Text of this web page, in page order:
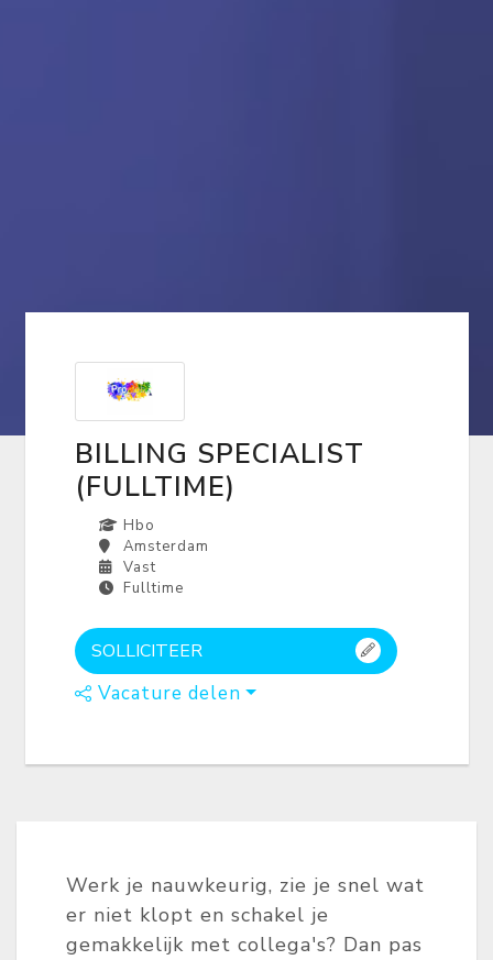
BILLING SPECIALIST
(FULLTIME)
Hbo
Amsterdam
Vast
Fulltime
SOLLICITEER
Vacature delen
Werk je nauwkeurig, zie je snel wat
er niet klopt en schakel je
gemakkelijk met collega's? Dan pas